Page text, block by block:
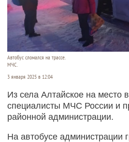
Автобус сломался на трассе.
МЧС.
3 января 2025 в 12:04
Из села Алтайское на место
специалисты МЧС России и
районной администрации.
На автобусе администрации